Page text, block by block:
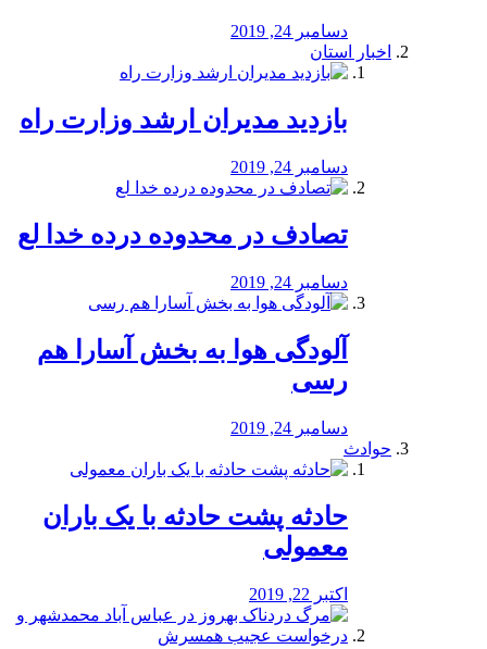
دسامبر 24, 2019
اخبار استان
بازدید مدیران ارشد وزارت راه
دسامبر 24, 2019
تصادف در محدوده درده خدا لع
دسامبر 24, 2019
آلودگی هوا به بخش آسارا هم
رسی
دسامبر 24, 2019
حوادث
️حادثه پشت حادثه با یک باران
معمولی
اکتبر 22, 2019